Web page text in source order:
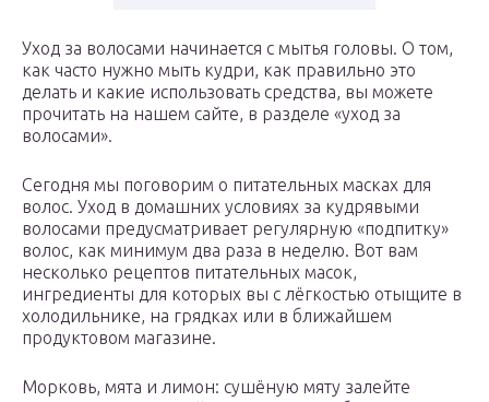
Уход за волосами начинается с мытья головы. О том,
как часто нужно мыть кудри, как правильно это
делать и какие использовать средства, вы можете
прочитать на нашем сайте, в разделе «уход за
волосами».
Сегодня мы поговорим о питательных масках для
волос. Уход в домашних условиях за кудрявыми
волосами предусматривает регулярную «подпитку»
волос, как минимум два раза в неделю. Вот вам
несколько рецептов питательных масок,
ингредиенты для которых вы с лёгкостью отыщите в
холодильнике, на грядках или в ближайшем
продуктовом магазине.
Морковь, мята и лимон: сушёную мяту залейте